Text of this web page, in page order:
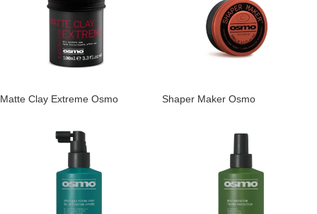
Matte Clay Extreme Osmo Shaper Maker Osmo